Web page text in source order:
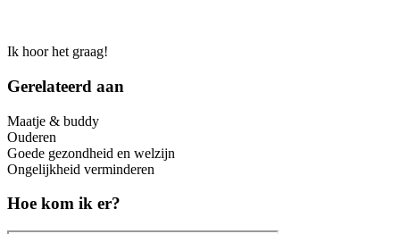
Ik hoor het graag!
Gerelateerd aan
Maatje & buddy
Ouderen
Goede gezondheid en welzijn
Ongelijkheid verminderen
Hoe kom ik er?